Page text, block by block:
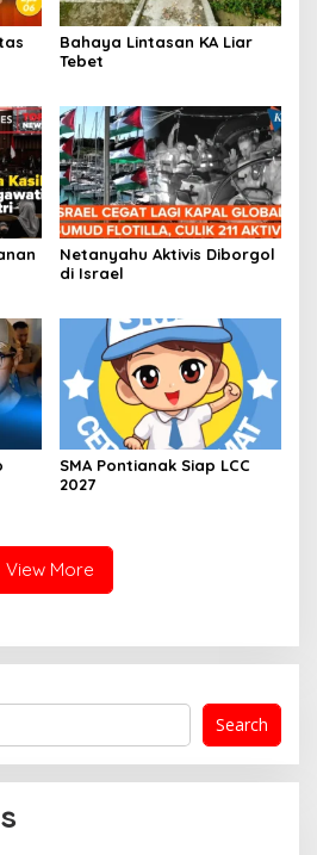
Bahaya Lintasan KA Liar
Tebet
Netanyahu Aktivis Diborgol
di Israel
SMA Pontianak Siap LCC
2027
View More
Search